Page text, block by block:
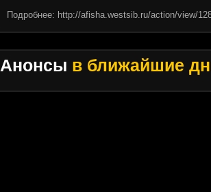
Подробнее: http://afisha.westsib.ru/action/view/
Анонсы в ближайшие